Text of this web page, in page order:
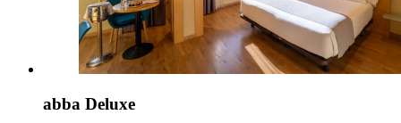
abba Deluxe